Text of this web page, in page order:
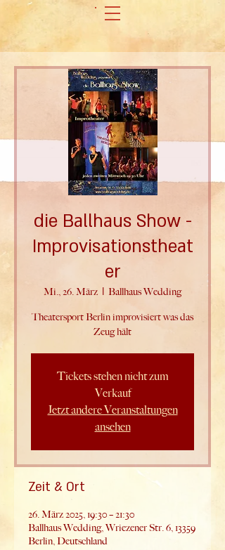
die Ballhaus Show -
Improvisationstheat
er
Mi., 26. März
  |
Ballhaus Wedding
Theatersport Berlin improvisiert was das
Zeug hält
Tickets stehen nicht zum
Verkauf
Jetzt andere Veranstaltungen
ansehen
Zeit & Ort
26. März 2025, 19:30 – 21:30
Ballhaus Wedding, Wriezener Str. 6, 13359
Berlin, Deutschland